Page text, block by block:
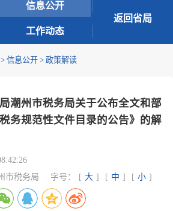
信息公开
工作动态
返回省局
> 信息公开 > 政策解读
潮州市税务局关于公布全文和部
务规范性文件目录的公告》的解
市税务局 字号： [ 大 ] [ 中 ] [ 小 ]